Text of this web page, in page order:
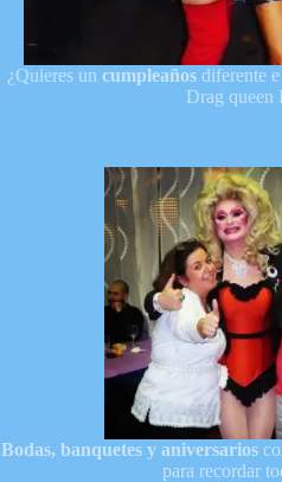
¿Quieres uncumpleañosdiferente
Drag queen
Bodas, banquetes y aniversarios
para recordar